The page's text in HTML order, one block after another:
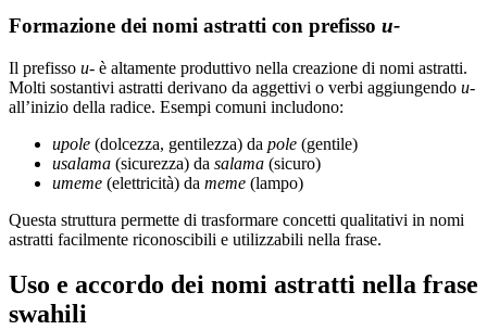
Formazione dei nomi astratti con prefisso u-
Il prefisso u- è altamente produttivo nella creazione di nomi astratti.
Molti sostantivi astratti derivano da aggettivi o verbi aggiungendo u-
all’inizio della radice. Esempi comuni includono:
upole (dolcezza, gentilezza) da pole (gentile)
usalama (sicurezza) da salama (sicuro)
umeme (elettricità) da meme (lampo)
Questa struttura permette di trasformare concetti qualitativi in nomi
astratti facilmente riconoscibili e utilizzabili nella frase.
Uso e accordo dei nomi astratti nella frase
swahili